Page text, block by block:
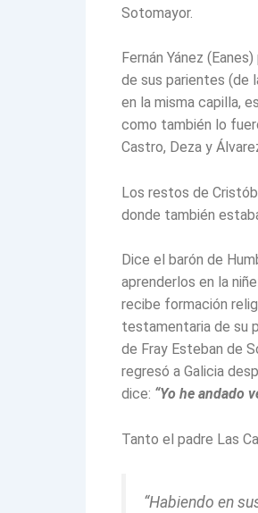
Sotomayor.
Fernán Yánez
de sus parientes (de
en la misma capilla,
como también lo
Castro, Deza y
Los restos de
donde también
Dice el barón de
aprenderlos en la
recibe formación
testamentaria de su
de Fray Esteban de
regresó a Galicia
dice: “Yo he andado
Tanto el padre Las
“Habiendo en